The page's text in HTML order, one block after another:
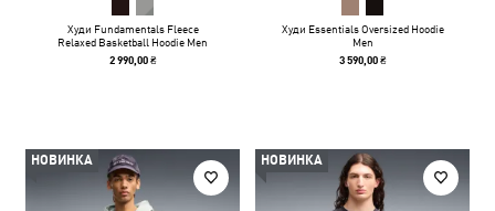
Худи Fundamentals Fleece
Relaxed Basketball Hoodie Men
2 990,00 ₴
Худи Essentials Oversized Hoodie
Men
3 590,00 ₴
НОВИНКА НОВИНКА